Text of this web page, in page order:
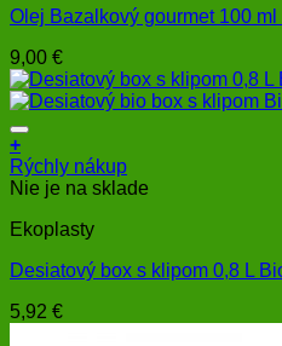
Olej Bazalkový gourmet 100 ml
9,00 €
+
Rýchly nákup
Nie je na sklade
Ekoplasty
Desiatový box s klipom 0,8 L
5,92 €